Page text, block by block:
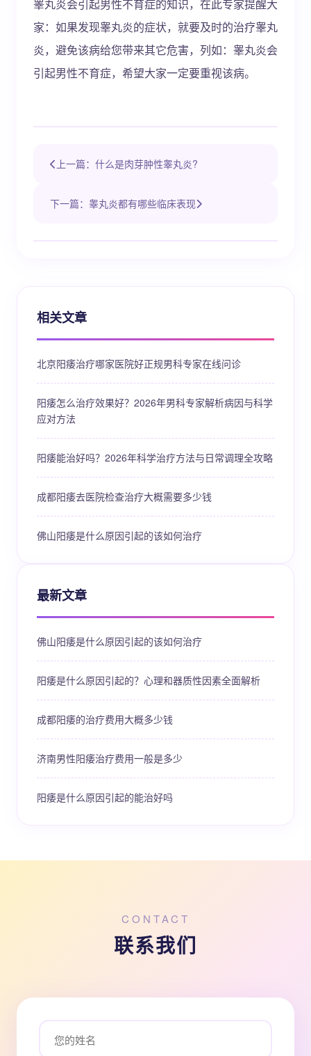
睾丸炎会引起男性不育症的知识，在此专家提醒大
家：如果发现睾丸炎的症状，就要及时的治疗睾丸
炎，避免该病给您带来其它危害，列如：睾丸炎会
引起男性不育症，希望大家一定要重视该病。
上一篇：什么是肉芽肿性睾丸炎?
下一篇：睾丸炎都有哪些临床表现
相关文章
北京阳痿治疗哪家医院好正规男科专家在线问诊
阳痿怎么治疗效果好？2026年男科专家解析病因与科学
应对方法
阳痿能治好吗？2026年科学治疗方法与日常调理全攻略
成都阳痿去医院检查治疗大概需要多少钱
佛山阳痿是什么原因引起的该如何治疗
最新文章
佛山阳痿是什么原因引起的该如何治疗
阳痿是什么原因引起的？心理和器质性因素全面解析
成都阳痿的治疗费用大概多少钱
济南男性阳痿治疗费用一般是多少
阳痿是什么原因引起的能治好吗
CONTACT
联系我们